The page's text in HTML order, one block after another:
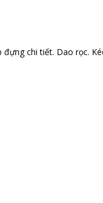
đựng chi tiết. Dao rọc.